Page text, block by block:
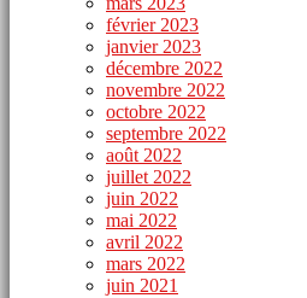
février 2023
janvier 2023
décembre 2022
novembre 2022
octobre 2022
septembre 2022
août 2022
juillet 2022
juin 2022
mai 2022
avril 2022
mars 2022
juin 2021